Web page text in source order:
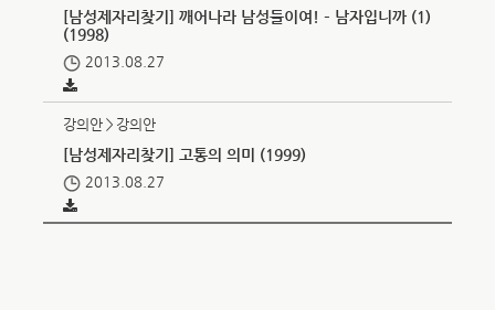
[남성제자리찾기] 깨어나라 남성들이여! – 남자입니까 (1)
(1998)
2013.08.27
강의안＞강의안
[남성제자리찾기] 고통의 의미 (1999)
2013.08.27